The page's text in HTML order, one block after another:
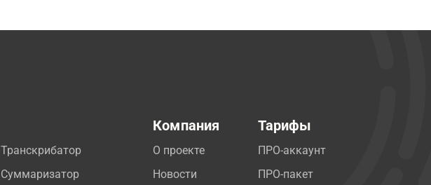
Транскрибатор
Суммаризатор
Компания
О проекте
Новости
Тарифы
ПРО-аккаунт
ПРО-пакет